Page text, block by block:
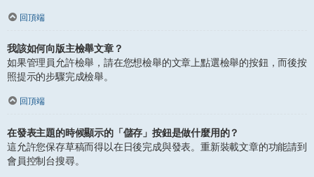
回頂端
我該如何向版主檢舉文章？
如果管理員允許檢舉，請在您想檢舉的文章上點選檢舉的按鈕，而後按
照提示的步驟完成檢舉。
回頂端
在發表主題的時候顯示的「儲存」按鈕是做什麼用的？
這允許您保存草稿而得以在日後完成與發表。重新裝載文章的功能請到
會員控制台搜尋。